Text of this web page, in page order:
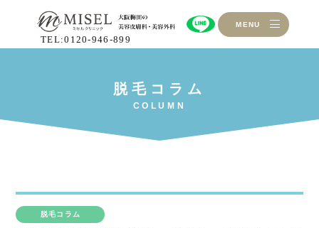
TEL:0120-946-899
MENU
脱毛コラム